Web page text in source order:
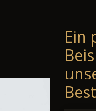
Ein